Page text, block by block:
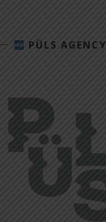
PÜLS AGENCY